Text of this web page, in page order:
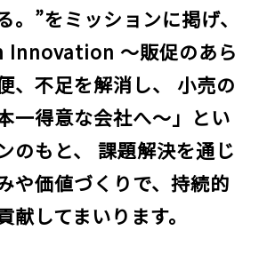
。”をミッションに掲げ、
Innovation 〜販促のあら
、不足を解消し、
小売の
一得意な会社へ〜」とい
のもと、
課題解決を通じ
や価値づくりで、持続的
献してまいります。